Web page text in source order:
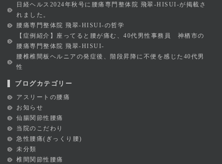
日経ヘルス2024年秋号に腰痛専門整体院 飛翠-HISUI-が掲載さ
れました。
腰痛専門整体院 飛翠-HISUI-の哲学
【症例紹介】座ってると腰が痛む、40代男性事務員 神栖市の
腰痛専門整体院 飛翠-HISUI-
腰椎椎間板ヘルニアの発症後、階段昇降に不便を感じた40代男
性
ブログカテゴリー
アスリートの腰痛
お知らせ
仙腸関節性腰痛
当院のこだわり
急性腰痛(ぎっくり腰)
未分類
椎間関節性腰痛